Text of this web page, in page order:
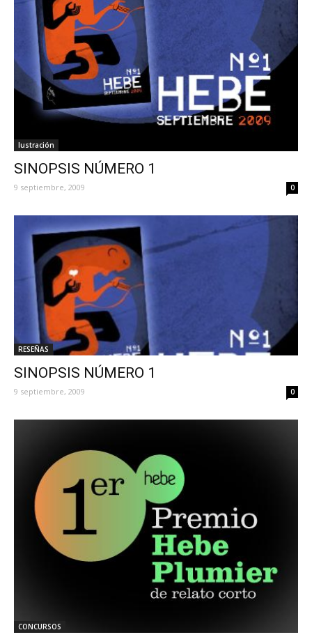
Iustración
SINOPSIS NÚMERO 1
9 septiembre, 2009 0
RESEÑAS
SINOPSIS NÚMERO 1
9 septiembre, 2009 0
CONCURSOS